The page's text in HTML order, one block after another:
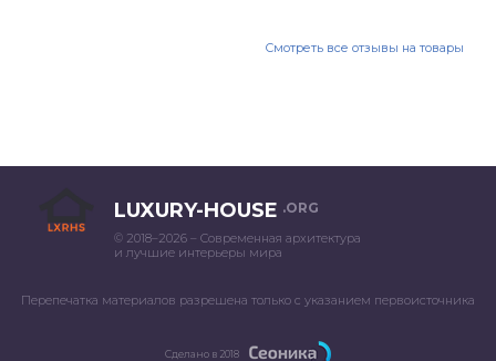
Смотреть все отзывы на товары
LUXURY-HOUSE .ORG
© 2018–2026 – Современная архитектура
и лучшие интерьеры мира
Перепечатка материалов разрешена только с указанием первоисточника
Сделано в 2018